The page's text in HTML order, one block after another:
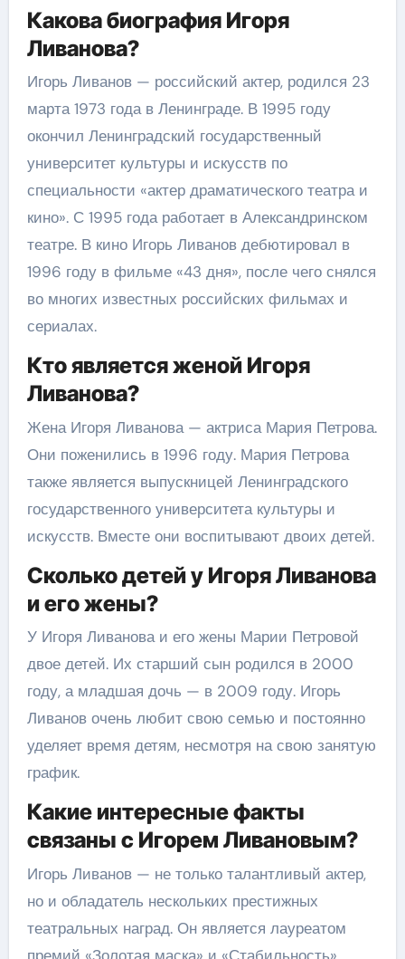
Какова биография Игоря
Ливанова?
Игорь Ливанов — российский актер, родился 23
марта 1973 года в Ленинграде. В 1995 году
окончил Ленинградский государственный
университет культуры и искусств по
специальности «актер драматического театра и
кино». С 1995 года работает в Александринском
театре. В кино Игорь Ливанов дебютировал в
1996 году в фильме «43 дня», после чего снялся
во многих известных российских фильмах и
сериалах.
Кто является женой Игоря
Ливанова?
Жена Игоря Ливанова — актриса Мария Петрова.
Они поженились в 1996 году. Мария Петрова
также является выпускницей Ленинградского
государственного университета культуры и
искусств. Вместе они воспитывают двоих детей.
Сколько детей у Игоря Ливанова
и его жены?
У Игоря Ливанова и его жены Марии Петровой
двое детей. Их старший сын родился в 2000
году, а младшая дочь — в 2009 году. Игорь
Ливанов очень любит свою семью и постоянно
уделяет время детям, несмотря на свою занятую
график.
Какие интересные факты
связаны с Игорем Ливановым?
Игорь Ливанов — не только талантливый актер,
но и обладатель нескольких престижных
театральных наград. Он является лауреатом
премий «Золотая маска» и «Стабильность».